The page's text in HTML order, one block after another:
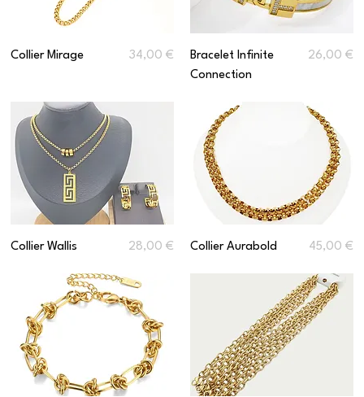
Collier Mirage Prix
34,00 €
Bracelet Infinite
Connection
Prix
26,00 €
Collier Wallis Prix
28,00 € Collier Aurabold Prix
45,00 €